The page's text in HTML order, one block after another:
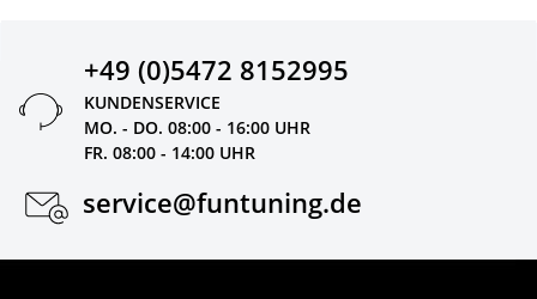
+49 (0)5472 8152995
KUNDENSERVICE
MO. - DO. 08:00 - 16:00 UHR
FR. 08:00 - 14:00 UHR
service@funtuning.de